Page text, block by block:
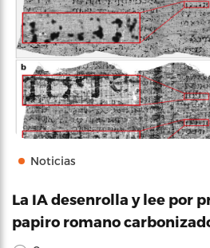
Noticias
La IA desenrolla y lee por
papiro romano